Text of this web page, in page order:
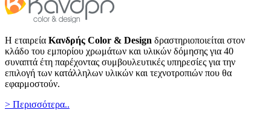
Η εταιρεία Κανδρής Color & Design δραστηριοποιείται στον
κλάδο του εμπορίου χρωμάτων και υλικών δόμησης για 40
συναπτά έτη παρέχοντας συμβουλευτικές υπηρεσίες για την
επιλογή των κατάλληλων υλικών και τεχνοτροπιών που θα
εφαρμοστούν.
> Περισσότερα..